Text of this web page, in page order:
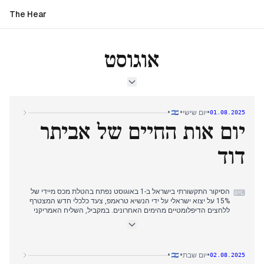
The Hear
אוגוסט
01.08.2025
•יום שישי•
•
יום אות החיים של אביתר
דוד
⌨
הסיקור התקשורתי בישראל ב-1 באוגוסט נפתח בהטלת מכס מיידי של
15% על יצוא ישראלי על ידי הנשיא טראמפ, צעד כלכלי חדש המצטרף
ללחצים הדיפלומטיים מהימים האחרונים. במקביל, השליח האמריקני
ישירה של טראמפ לסיוע הומניטרי מוגבר. אולם, החל משעות הצהריים
אירוע רגשי עוצמתי זה, בדומה לסרטון רום ברסלבסקי מאתמול, עורר
02.08.2025
•יום שבת•
•